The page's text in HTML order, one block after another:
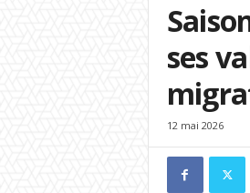
ses
12 mai 2026